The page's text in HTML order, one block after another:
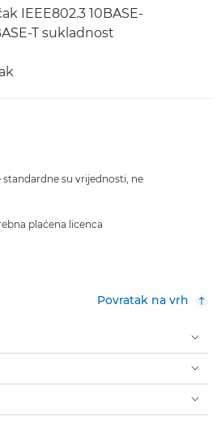
IEEE802.3 10BASE-
T sukladnost
su vrijednosti, ne
plaćena licenca
Povratak na vrh